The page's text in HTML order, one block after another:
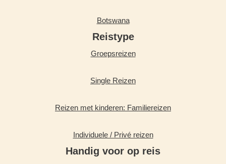
Botswana
Reistype
Groepsreizen
Single Reizen
Reizen met kinderen: Familiereizen
Individuele / Privé reizen
Handig voor op reis